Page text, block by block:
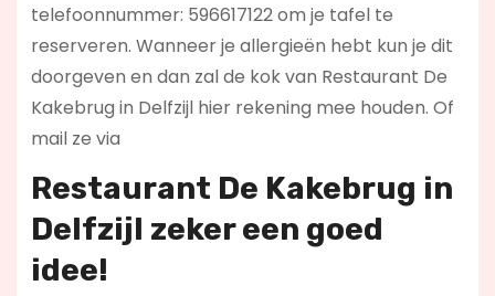
telefoonnummer: 596617122 om je tafel te
reserveren. Wanneer je allergieën hebt kun je dit
doorgeven en dan zal de kok van Restaurant De
Kakebrug in Delfzijl hier rekening mee houden. Of
mail ze via
Restaurant De Kakebrug in
Delfzijl zeker een goed
idee!